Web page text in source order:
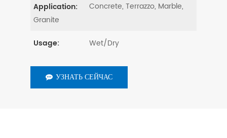
Application:
Concrete, Terrazzo, Marble,
Granite
Usage: Wet/Dry
УЗНАТЬ СЕЙЧАС